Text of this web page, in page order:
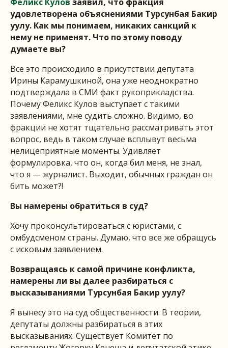
удовлетворена объяснениями Турсунбая Бакир
уулу. Как мы понимаем, никаких санкций к
нему не применят. Что по этому поводу
думаете вы?
Все это происходило в присутствии депутата
Ирины Карамушкиной, она уже неоднократно
подтверждала в СМИ факт рукоприкладства.
Почему Феликс Кулов выступает с такими
заявлениями, мне судить сложно. Видимо, во
фракции не хотят тщательно рассматривать этот
вопрос, ведь в таком случае всплывут весьма
нелицеприятные моменты. Удивляет
формулировка, что он, когда бил меня, не знал,
что я — журналист. Выходит, обычных граждан он
бить может?!
Вы намерены обратиться в суд?
Хочу проконсультироваться с юристами, с
омбудсменом страны. Думаю, что все же обращусь
с исковым заявлением.
Возвращаясь к самой причине конфликта,
намерены ли вы далее разбираться с
высказываниями Турсунбая Бакир уулу?
Я вынесу это на суд общественности. В теории,
депутаты должны разбираться в этих
высказываниях. Существует Комитет по